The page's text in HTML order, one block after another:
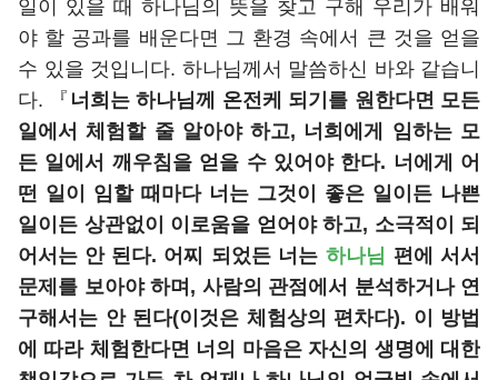
일이 있을 때 하나님의 뜻을 찾고 구해 우리가 배워
야 할 공과를 배운다면 그 환경 속에서 큰 것을 얻을
수 있을 것입니다. 하나님께서 말씀하신 바와 같습니
다. 『 너희는 하나님께 온전케 되기를 원한다면 모든
일에서 체험할 줄 알아야 하고, 너희에게 임하는 모
든 일에서 깨우침을 얻을 수 있어야 한다. 너에게 어
떤 일이 임할 때마다 너는 그것이 좋은 일이든 나쁜
일이든 상관없이 이로움을 얻어야 하고, 소극적이 되
어서는 안 된다. 어찌 되었든 너는 하나님 편에 서서
문제를 보아야 하며, 사람의 관점에서 분석하거나 연
구해서는 안 된다(이것은 체험상의 편차다). 이 방법
에 따라 체험한다면 너의 마음은 자신의 생명에 대한